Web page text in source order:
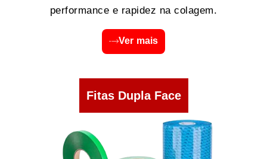
performance e rapidez na colagem.
Ver mais
Fitas Dupla Face